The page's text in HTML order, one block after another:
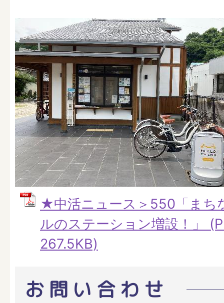
★中活ニュース＞550「まち
ルのステーション増設！」
267.5KB)
お問い合わせ